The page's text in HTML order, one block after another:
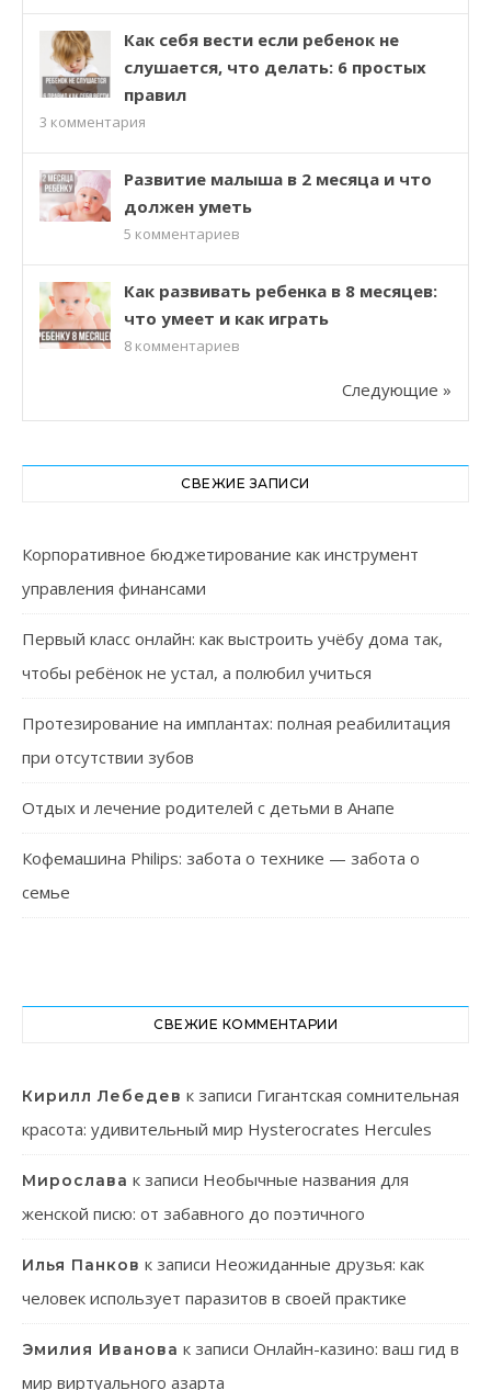
Как себя вести если ребенок не
слушается, что делать: 6 простых
правил
3 комментария
Развитие малыша в 2 месяца и что
должен уметь
5 комментариев
Как развивать ребенка в 8 месяцев:
что умеет и как играть
8 комментариев
Следующие »
СВЕЖИЕ ЗАПИСИ
Корпоративное бюджетирование как инструмент
управления финансами
Первый класс онлайн: как выстроить учёбу дома так,
чтобы ребёнок не устал, а полюбил учиться
Протезирование на имплантах: полная реабилитация
при отсутствии зубов
Отдых и лечение родителей с детьми в Анапе
Кофемашина Philips: забота о технике — забота о
семье
СВЕЖИЕ КОММЕНТАРИИ
Кирилл Лебедев к записи Гигантская сомнительная
красота: удивительный мир Hysterocrates Hercules
Мирослава к записи Необычные названия для
женской писю: от забавного до поэтичного
Илья Панков к записи Неожиданные друзья: как
человек использует паразитов в своей практике
Эмилия Иванова к записи Онлайн-казино: ваш гид в
мир виртуального азарта